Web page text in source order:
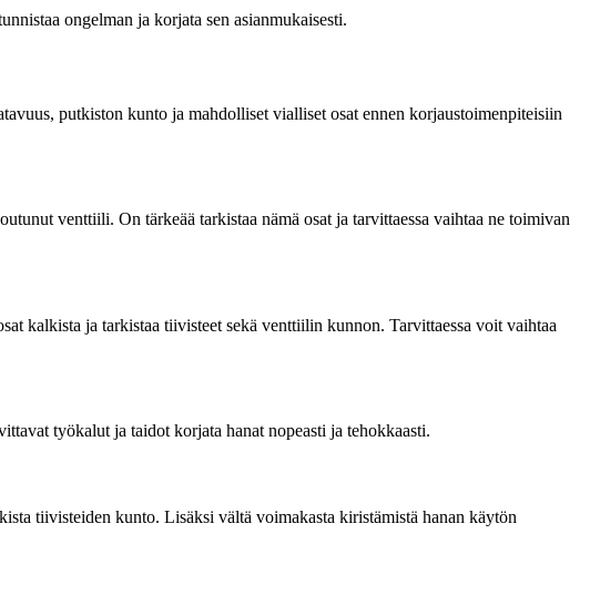
ongelman ja korjata sen asianmukaisesti.
putkiston kunto ja mahdolliset vialliset osat ennen korjaustoimenpiteisiin
venttiili. On tärkeää tarkistaa nämä osat ja tarvittaessa vaihtaa ne toimivan
kalkista ja tarkistaa tiivisteet sekä venttiilin kunnon. Tarvittaessa voit vaihtaa
työkalut ja taidot korjata hanat nopeasti ja tehokkaasti.
tiivisteiden kunto. Lisäksi vältä voimakasta kiristämistä hanan käytön